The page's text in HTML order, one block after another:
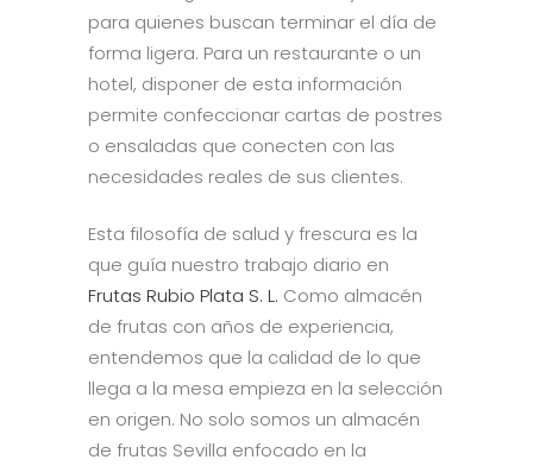
para quienes buscan terminar el día de
forma ligera. Para un restaurante o un
hotel, disponer de esta información
permite confeccionar cartas de postres
o ensaladas que conecten con las
necesidades reales de sus clientes.
Esta filosofía de salud y frescura es la
que guía nuestro trabajo diario en
Frutas Rubio Plata S. L. Como almacén
de frutas con años de experiencia,
entendemos que la calidad de lo que
llega a la mesa empieza en la selección
en origen. No solo somos un almacén
de frutas Sevilla enfocado en la